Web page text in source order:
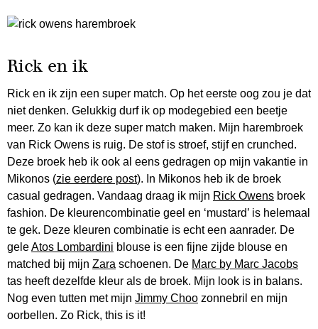
Rick en ik
Rick en ik zijn een super match. Op het eerste oog zou je dat
niet denken. Gelukkig durf ik op modegebied een beetje
meer. Zo kan ik deze super match maken. Mijn harembroek
van Rick Owens is ruig. De stof is stroef, stijf en crunched.
Deze broek heb ik ook al eens gedragen op mijn vakantie in
Mikonos (zie eerdere post). In Mikonos heb ik de broek
casual gedragen. Vandaag draag ik mijn Rick Owens broek
fashion. De kleurencombinatie geel en ‘mustard’ is helemaal
te gek. Deze kleuren combinatie is echt een aanrader. De
geleAtos Lombardini blouse is een fijne zijde blouse en
matched bij mijn Zara schoenen. De Marc by Marc Jacobs
tas heeft dezelfde kleur als de broek. Mijn look is in balans.
Nog even tutten met mijn Jimmy Choo zonnebril en mijn
oorbellen. Zo Rick, this is it!